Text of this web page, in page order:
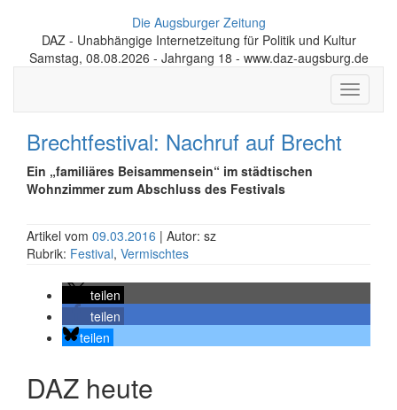
Die Augsburger Zeitung
DAZ - Unabhängige Internetzeitung für Politik und Kultur
Samstag, 08.08.2026 - Jahrgang 18 - www.daz-augsburg.de
Toggle
Brechtfestival: Nachruf auf Brecht
Ein „familiäres Beisammensein“ im städtischen
Wohnzimmer zum Abschluss des Festivals
Artikel vom 09.03.2016 | Autor: sz
Rubrik: Festival, Vermischtes
teilen
teilen
teilen
DAZ heute